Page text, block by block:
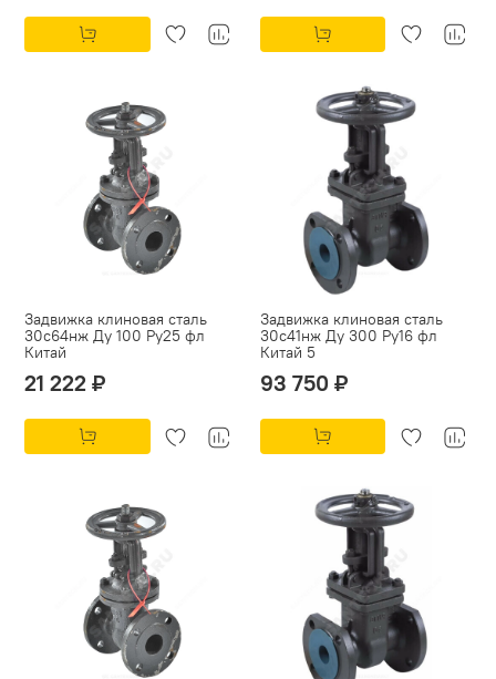
Задвижка клиновая сталь
30с64нж Ду 100 Ру25 фл
Китай
21 222 ₽
Задвижка клиновая сталь
30с41нж Ду 300 Ру16 фл
Китай 5
93 750 ₽